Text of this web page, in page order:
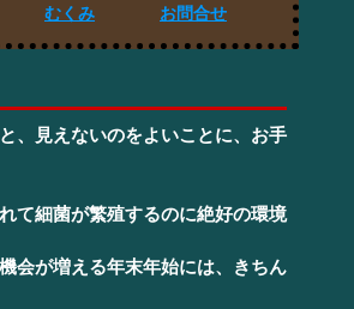
むくみ お問合せ
、見えないのをよいことに、お手
て細菌が繁殖するのに絶好の環境
会が増える年末年始には、きちん